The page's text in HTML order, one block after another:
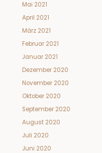
Mai 2021
April 2021
März 2021
Februar 2021
Januar 2021
Dezember 2020
November 2020
Oktober 2020
September 2020
August 2020
Juli 2020
Juni 2020